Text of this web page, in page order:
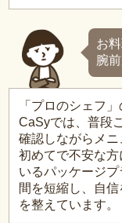
お
腕
「プロのシェフ
CaSyでは、普段
確認しながらメニ
初めてで不安な
いるパッケージ
間を短縮し、自
を整えています。